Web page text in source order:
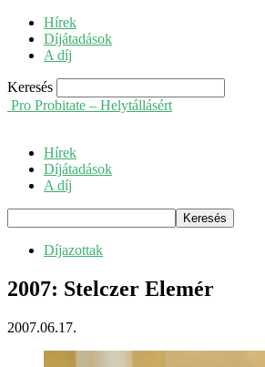
Hírek
Díjátadások
A díj
Keresés
Pro Probitate – Helytállásért
Hírek
Díjátadások
A díj
Díjazottak
2007: Stelczer Elemér
2007.06.17.